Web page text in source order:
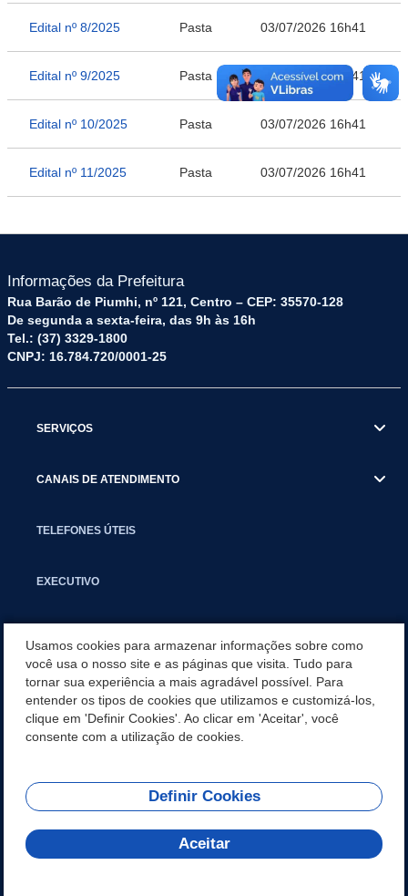
Edital nº 8/2025 Pasta 03/07/2026 16h41
Edital nº 9/2025 Pasta 03/07/2026 16h41
Edital nº 10/2025 Pasta 03/07/2026 16h41
Edital nº 11/2025 Pasta 03/07/2026 16h41
Informações da Prefeitura
Rua Barão de Piumhi, nº 121, Centro – CEP: 35570-128
De segunda a sexta-feira, das 9h às 16h
Tel.: (37) 3329-1800
CNPJ: 16.784.720/0001-25
SERVIÇOS
CANAIS DE ATENDIMENTO
TELEFONES ÚTEIS
EXECUTIVO
APLICATIVO
SECRETARIAS
REDES SOCIAIS
Usamos cookies para armazenar informações sobre como
você usa o nosso site e as páginas que visita. Tudo para
tornar sua experiência a mais agradável possível. Para
entender os tipos de cookies que utilizamos e customizá-los,
clique em 'Definir Cookies'. Ao clicar em 'Aceitar', você
consente com a utilização de cookies.
Definir Cookies
Aceitar